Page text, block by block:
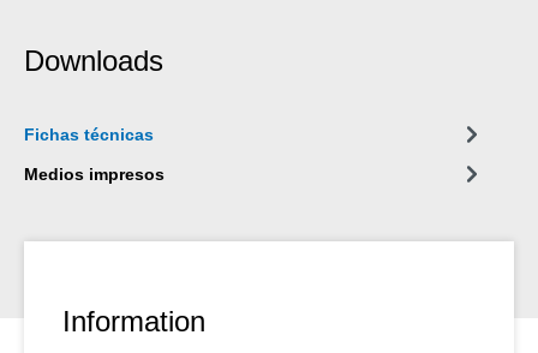
Downloads
Fichas técnicas
Medios impresos
Information